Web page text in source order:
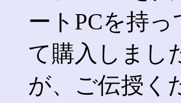
ートPCを持
て購入しまし
が、ご伝授く